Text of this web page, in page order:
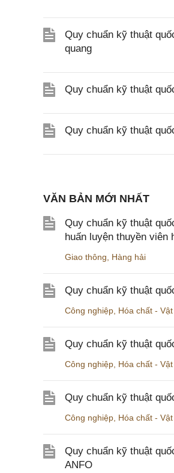
Quy chuẩn kỹ thuật
quang
Quy chuẩn kỹ thuật
Quy chuẩn kỹ thuật
VĂN BẢN MỚI NHẤT
Quy chuẩn kỹ thuật
huấn luyện thuyền viên
Giao thông Hàng hải
Quy chuẩn kỹ thuật
Công nghiệp Hóa chất -
Quy chuẩn kỹ thuật
Công nghiệp Hóa chất -
Quy chuẩn kỹ thuật
Công nghiệp Hóa chất -
Quy chuẩn kỹ thuật
ANFO